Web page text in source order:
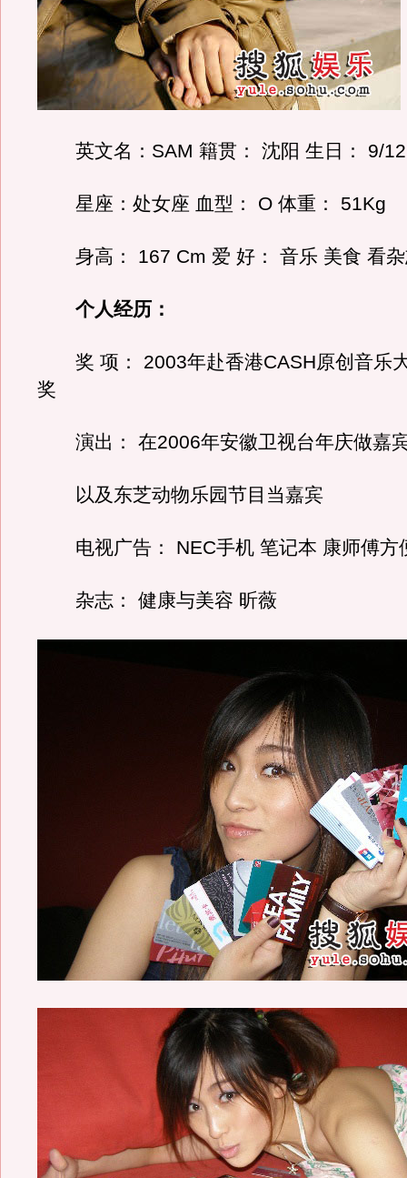
英文名：SAM 籍贯： 沈阳 生日： 9/12
星座：处女座 血型： O 体重： 51Kg
身高： 167 Cm 爱 好： 音乐 美食 看
个人经历：
奖 项： 2003年赴香港CASH原创音乐
奖
演出： 在2006年安徽卫视台年庆做嘉
以及东芝动物乐园节目当嘉宾
电视广告： NEC手机 笔记本 康师傅方
杂志： 健康与美容 昕薇